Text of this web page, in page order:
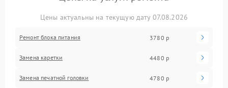
Цены актуальны на текущую дату 07.08.2026
Ремонт блока питания 3780 р
Замена каретки 4480 р
Замена печатной головки 4780 р